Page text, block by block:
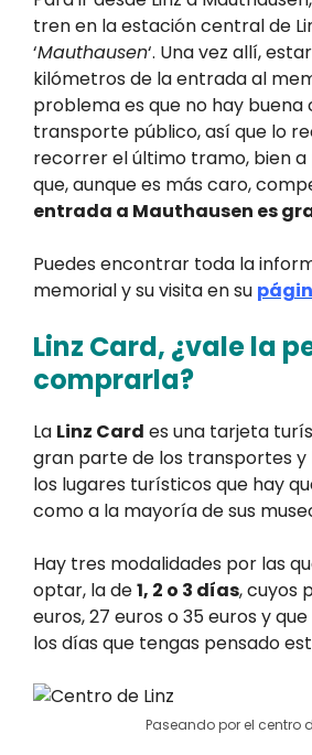
tren en la estación central de
‘Mauthausen‘. Una vez allí,
kilómetros de la entrada al
problema es que no hay buena
transporte público, así que lo
recorrer el último tramo, bien a
que, aunque es más caro,
entrada a Mauthausen es
Puedes encontrar toda la
memorial y su visita en su
Linz Card, ¿vale la
comprarla?
La Linz Card es una tarjeta
gran parte de los transportes y
los lugares turísticos que hay
como a la mayoría de sus
Hay tres modalidades por las
optar, la de1, 2 o 3 días, cuyos
euros, 27 euros o 35 euros y
los días que tengas pensado
Paseando por el centro